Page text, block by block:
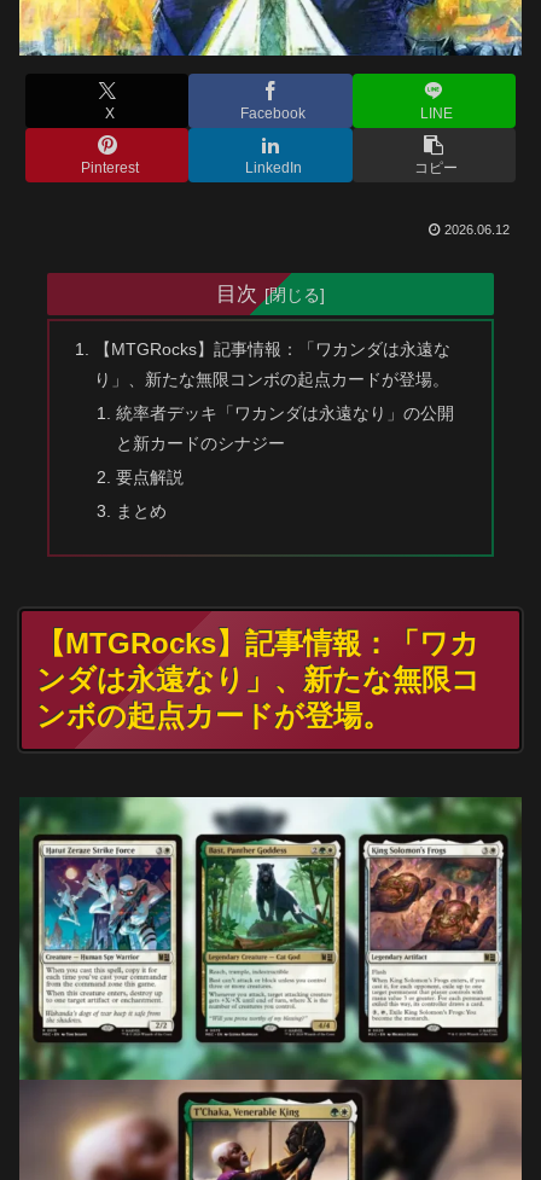
X Facebook LINE
Pinterest LinkedIn コピー
2026.06.12
目次
【MTGRocks】記事情報：「ワカンダは永遠な
り」、新たな無限コンボの起点カードが登場。
統率者デッキ「ワカンダは永遠なり」の公開
と新カードのシナジー
要点解説
まとめ
【MTGRocks】記事情報：「ワカ
ンダは永遠なり」、新たな無限コ
ンボの起点カードが登場。